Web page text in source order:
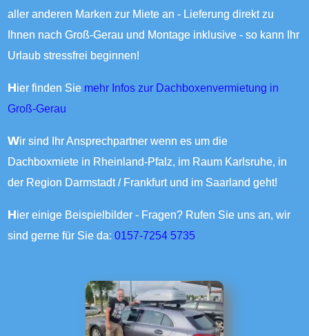
aller anderen Marken zur Miete an - Lieferung direkt zu
Ihnen nach Groß-Gerau und Montage inklusive - so kann Ihr
Urlaub stressfrei beginnen!
Hier finden Sie mehr Infos zur Dachboxenvermietung in
Groß-Gerau
Wir sind Ihr Ansprechpartner wenn es um die
Dachboxmiete in Rheinland-Pfalz, im Raum Karlsruhe, in
der Region Darmstadt / Frankfurt und im Saarland geht!
Hier einige Beispielbilder - Fragen? Rufen Sie uns an, wir
sind gerne für Sie da:0157-7254 5735